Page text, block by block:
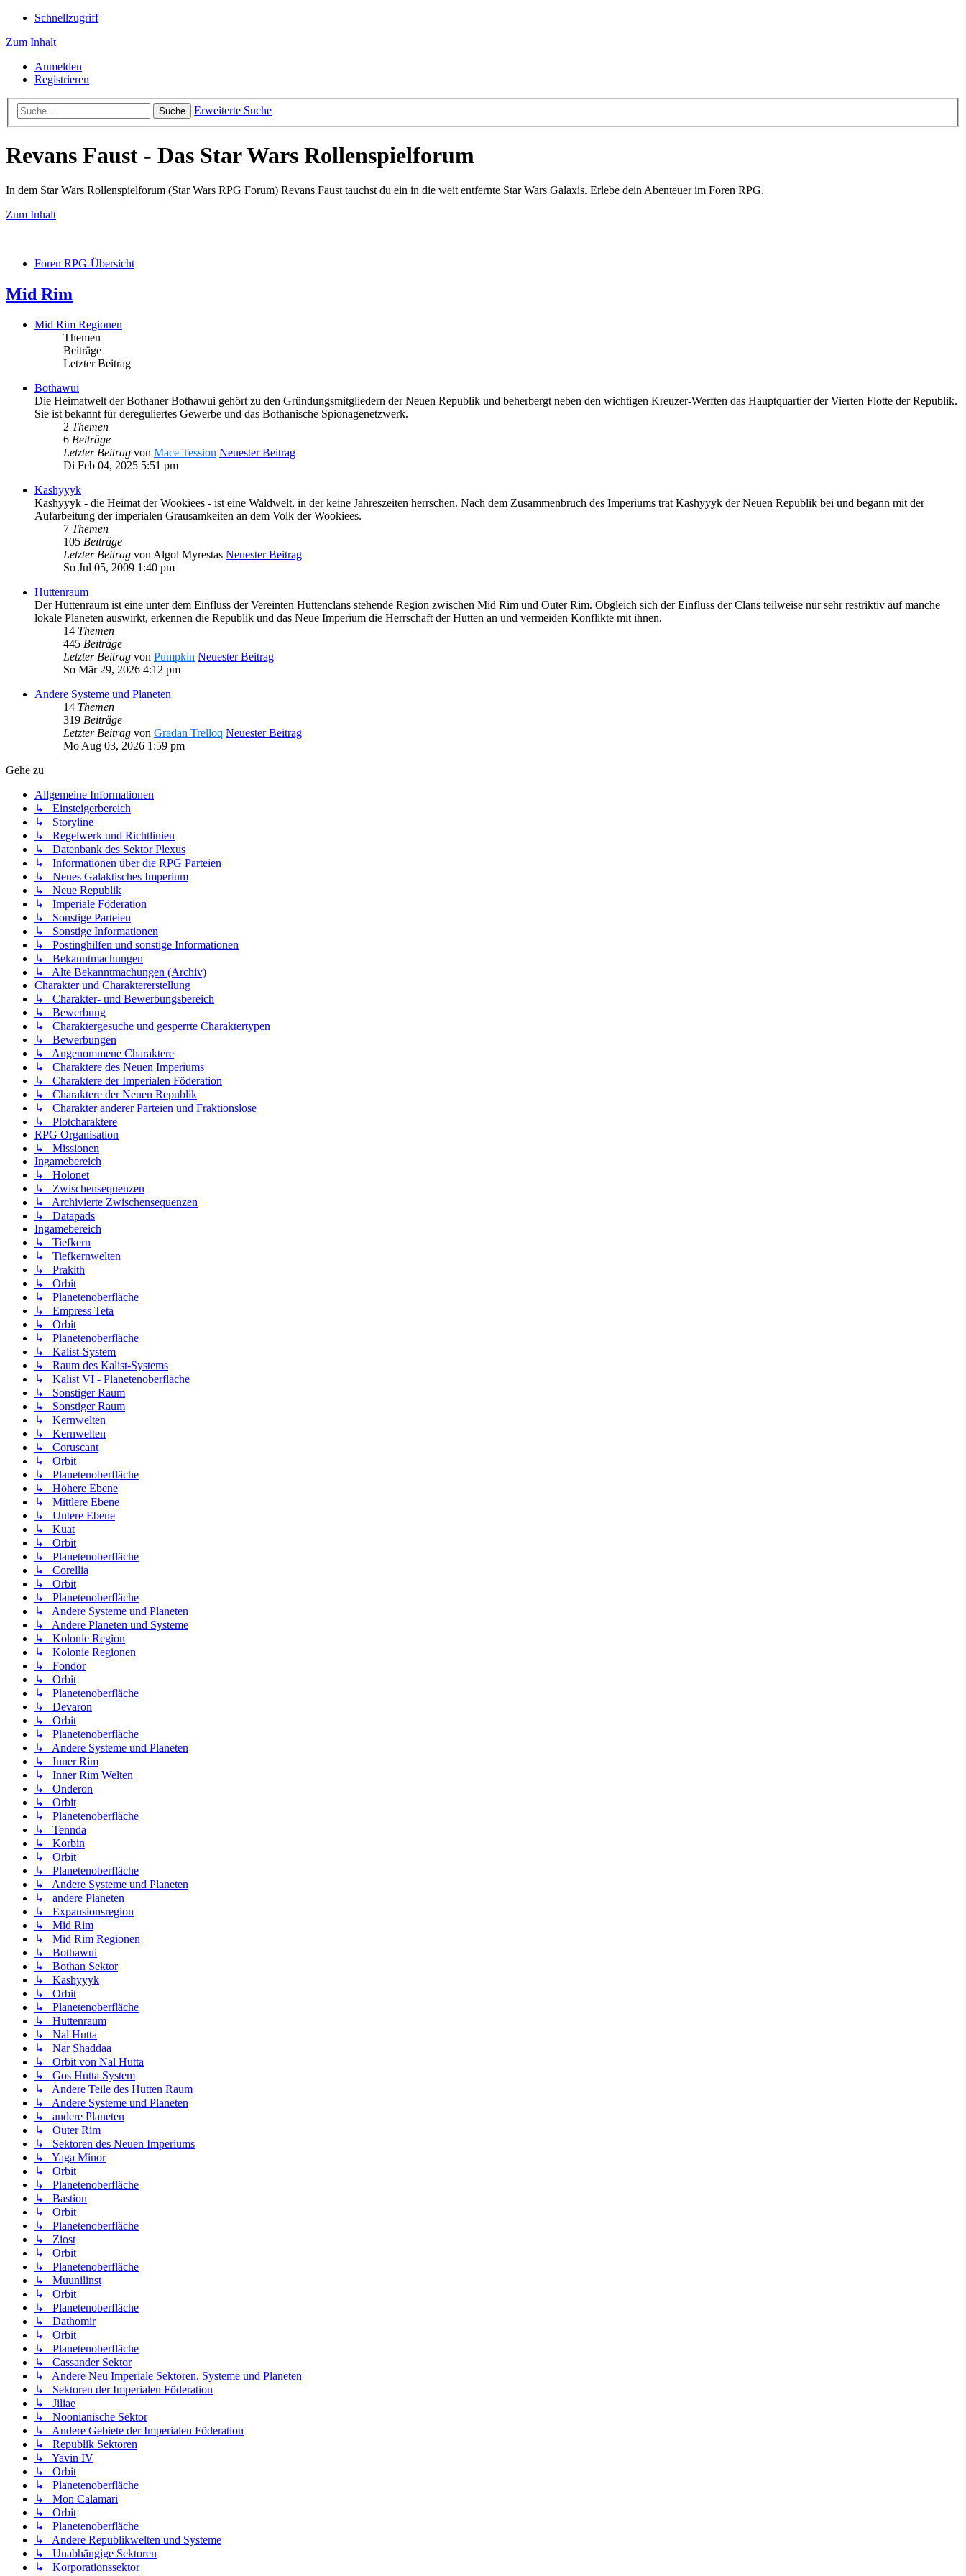
Schnellzugriff
Zum Inhalt
Anmelden
Registrieren
Suche Erweiterte Suche
Revans Faust - Das Star Wars Rollenspielforum
In dem Star Wars Rollenspielforum (Star Wars RPG Forum) Revans Faust tauchst du ein in die weit entfernte Star Wars Galaxis. Erlebe dein Abenteuer im Foren RPG.
Zum Inhalt
Foren RPG-Übersicht
Mid Rim
Mid Rim Regionen
Themen
Beiträge
Letzter Beitrag
Bothawui
Die Heimatwelt der Bothaner Bothawui gehört zu den Gründungsmitgliedern der Neuen Republik und beherbergt neben den wichtigen Kreuzer-Werften das Hauptquartier der Vierten Flotte der Republik.
Sie ist bekannt für dereguliertes Gewerbe und das Bothanische Spionagenetzwerk.
2 Themen
6 Beiträge
Letzter Beitrag von Mace Tession Neuester Beitrag
Di Feb 04, 2025 5:51 pm
Kashyyyk
Kashyyyk - die Heimat der Wookiees - ist eine Waldwelt, in der keine Jahreszeiten herrschen. Nach dem Zusammenbruch des Imperiums trat Kashyyyk der Neuen Republik bei und begann mit der
Aufarbeitung der imperialen Grausamkeiten an dem Volk der Wookiees.
7 Themen
105 Beiträge
Letzter Beitrag von Algol Myrestas Neuester Beitrag
So Jul 05, 2009 1:40 pm
Huttenraum
Der Huttenraum ist eine unter dem Einfluss der Vereinten Huttenclans stehende Region zwischen Mid Rim und Outer Rim. Obgleich sich der Einfluss der Clans teilweise nur sehr restriktiv auf manche
lokale Planeten auswirkt, erkennen die Republik und das Neue Imperium die Herrschaft der Hutten an und vermeiden Konflikte mit ihnen.
14 Themen
445 Beiträge
Letzter Beitrag von Pumpkin Neuester Beitrag
So Mär 29, 2026 4:12 pm
Andere Systeme und Planeten
14 Themen
319 Beiträge
Letzter Beitrag von Gradan Trelloq Neuester Beitrag
Mo Aug 03, 2026 1:59 pm
Gehe zu
Allgemeine Informationen
↳ Einsteigerbereich
↳ Storyline
↳ Regelwerk und Richtlinien
↳ Datenbank des Sektor Plexus
↳ Informationen über die RPG Parteien
↳ Neues Galaktisches Imperium
↳ Neue Republik
↳ Imperiale Föderation
↳ Sonstige Parteien
↳ Sonstige Informationen
↳ Postinghilfen und sonstige Informationen
↳ Bekanntmachungen
↳ Alte Bekanntmachungen (Archiv)
Charakter und Charaktererstellung
↳ Charakter- und Bewerbungsbereich
↳ Bewerbung
↳ Charaktergesuche und gesperrte Charaktertypen
↳ Bewerbungen
↳ Angenommene Charaktere
↳ Charaktere des Neuen Imperiums
↳ Charaktere der Imperialen Föderation
↳ Charaktere der Neuen Republik
↳ Charakter anderer Parteien und Fraktionslose
↳ Plotcharaktere
RPG Organisation
↳ Missionen
Ingamebereich
↳ Holonet
↳ Zwischensequenzen
↳ Archivierte Zwischensequenzen
↳ Datapads
Ingamebereich
↳ Tiefkern
↳ Tiefkernwelten
↳ Prakith
↳ Orbit
↳ Planetenoberfläche
↳ Empress Teta
↳ Orbit
↳ Planetenoberfläche
↳ Kalist-System
↳ Raum des Kalist-Systems
↳ Kalist VI - Planetenoberfläche
↳ Sonstiger Raum
↳ Sonstiger Raum
↳ Kernwelten
↳ Kernwelten
↳ Coruscant
↳ Orbit
↳ Planetenoberfläche
↳ Höhere Ebene
↳ Mittlere Ebene
↳ Untere Ebene
↳ Kuat
↳ Orbit
↳ Planetenoberfläche
↳ Corellia
↳ Orbit
↳ Planetenoberfläche
↳ Andere Systeme und Planeten
↳ Andere Planeten und Systeme
↳ Kolonie Region
↳ Kolonie Regionen
↳ Fondor
↳ Orbit
↳ Planetenoberfläche
↳ Devaron
↳ Orbit
↳ Planetenoberfläche
↳ Andere Systeme und Planeten
↳ Inner Rim
↳ Inner Rim Welten
↳ Onderon
↳ Orbit
↳ Planetenoberfläche
↳ Tennda
↳ Korbin
↳ Orbit
↳ Planetenoberfläche
↳ Andere Systeme und Planeten
↳ andere Planeten
↳ Expansionsregion
↳ Mid Rim
↳ Mid Rim Regionen
↳ Bothawui
↳ Bothan Sektor
↳ Kashyyyk
↳ Orbit
↳ Planetenoberfläche
↳ Huttenraum
↳ Nal Hutta
↳ Nar Shaddaa
↳ Orbit von Nal Hutta
↳ Gos Hutta System
↳ Andere Teile des Hutten Raum
↳ Andere Systeme und Planeten
↳ andere Planeten
↳ Outer Rim
↳ Sektoren des Neuen Imperiums
↳ Yaga Minor
↳ Orbit
↳ Planetenoberfläche
↳ Bastion
↳ Orbit
↳ Planetenoberfläche
↳ Ziost
↳ Orbit
↳ Planetenoberfläche
↳ Muunilinst
↳ Orbit
↳ Planetenoberfläche
↳ Dathomir
↳ Orbit
↳ Planetenoberfläche
↳ Cassander Sektor
↳ Andere Neu Imperiale Sektoren, Systeme und Planeten
↳ Sektoren der Imperialen Föderation
↳ Jiliae
↳ Noonianische Sektor
↳ Andere Gebiete der Imperialen Föderation
↳ Republik Sektoren
↳ Yavin IV
↳ Orbit
↳ Planetenoberfläche
↳ Mon Calamari
↳ Orbit
↳ Planetenoberfläche
↳ Andere Republikwelten und Systeme
↳ Unabhängige Sektoren
↳ Korporationssektor